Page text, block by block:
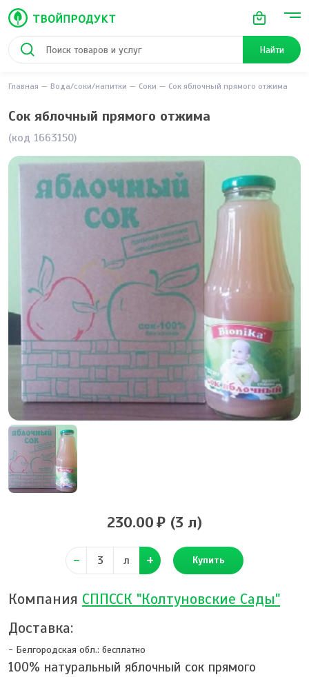
Найти
Главная Вода/соки/напитки Соки Сок яблочный прямого отжима
Сок яблочный прямого отжима
(код 1663150)
230.00 (3 л)
л Купить
Компания СППССК "Колтуновские Сады"
Доставка:
- Белгородская обл.: бесплатно
100% натуральный яблочный сок прямого